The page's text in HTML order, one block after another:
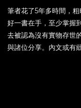
筆者花了5年多時間，
好一書在手，至少掌握
去被認為沒有實物存世
與諸位分享。內文或有